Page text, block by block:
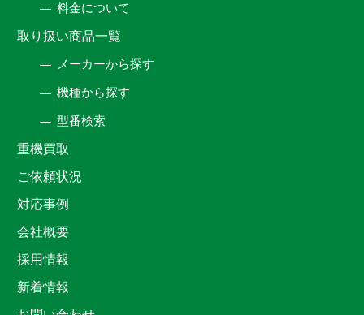
料金について
取り扱い商品一覧
メーカーから探す
機種から探す
型番検索
重機買取
ご依頼状況
対応事例
会社概要
採用情報
新着情報